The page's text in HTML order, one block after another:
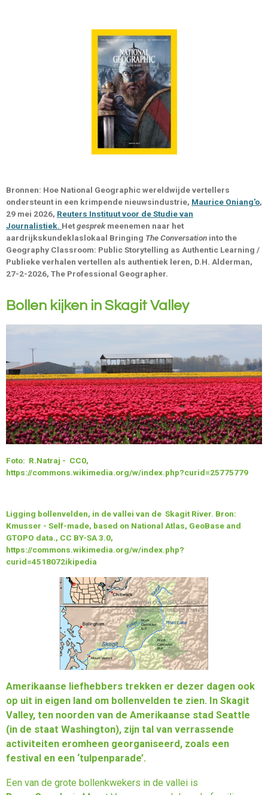
Bronnen: Hoe National Geographic wereldwijde vertellers
ondersteunt in een krimpende nieuwsindustrie, Maurice Oniang'o,
29 mei 2026, Reuters Instituut voor de Studie van
Journalistiek. Hetgesprekmeenemen naar het
aardrijkskundeklaslokaal Bringing The Conversation into the
Geography Classroom: Public Storytelling as Authentic Learning /
Publieke verhalen vertellen als authentiek leren, D.H. Alderman,
27-2-2026, The Professional Geographer.
Bollen kijken in Skagit Valley
Foto: R.Natraj - CC0,
https://commons.wikimedia.org/w/index.php?curid=25775779
Ligging bollenvelden, in de vallei van de Skagit River. Bron:
Kmusser - Self-made, based on National Atlas, GeoBase and
GTOPO data., CC BY-SA 3.0,
https://commons.wikimedia.org/w/index.php?
curid=4518072ikipedia
Amerikaanse liefhebbers trekken er dezer dagen ook
op uit in eigen land om bollenvelden te zien. In Skagit
Valley, ten noorden van de Amerikaanse stad Seattle
(in de staat Washington), zijn tal van verrassende
activiteiten eromheen georganiseerd, zoals een
festival en een ‘tulpenparade’.
Een van de grote bollenkwekers in de vallei is